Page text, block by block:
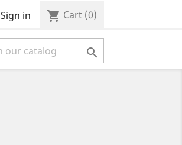
Sign in shopping_cart Cart (0)
